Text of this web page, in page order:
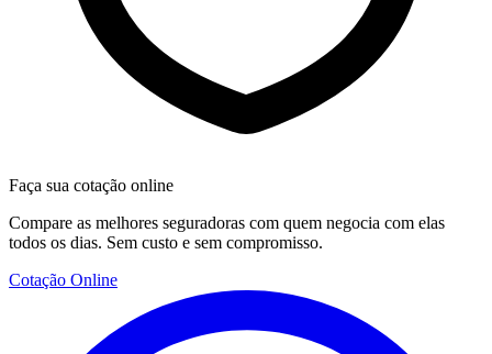
Faça sua cotação online
Compare as melhores seguradoras com quem negocia com elas
todos os dias. Sem custo e sem compromisso.
Cotação Online